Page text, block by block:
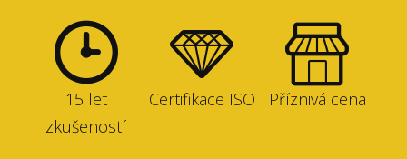
15 let
zkušeností
Certifikace ISO Příznivá cena